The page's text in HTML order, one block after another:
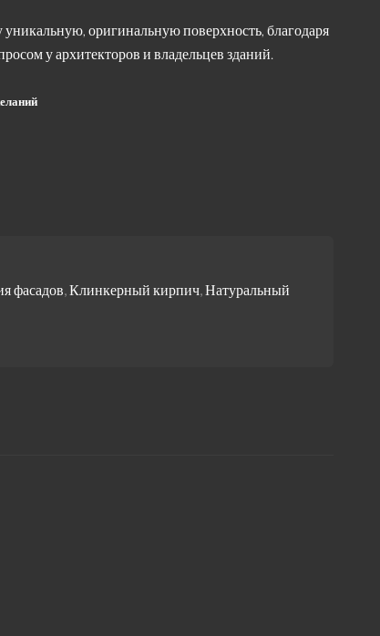
оригинальную поверхность, благодаря
у архитекторов и владельцев зданий.
фасадов,Клинкерный кирпич,Натуральный